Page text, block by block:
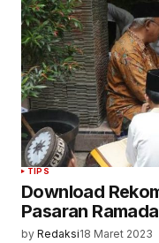
TIPS
Download
Pasaran
by Redaksi18 Maret 2023